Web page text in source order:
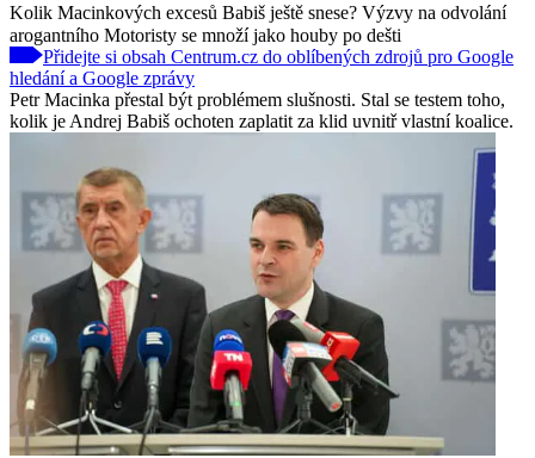
Kolik Macinkových excesů Babiš ještě snese? Výzvy na odvolání
arogantního Motoristy se množí jako houby po dešti
Přidejte si obsah Centrum.cz do oblíbených zdrojů pro Google
hledání a Google zprávy
Petr Macinka přestal být problémem slušnosti. Stal se testem toho,
kolik je Andrej Babiš ochoten zaplatit za klid uvnitř vlastní koalice.